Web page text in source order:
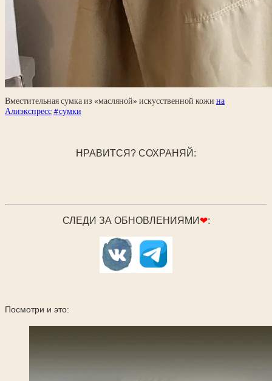
Вместительная сумка из «масляной» искусственной кожи на
Алиэкспресс#сумки
НРАВИТСЯ? СОХРАНЯЙ:
СЛЕДИ ЗА ОБНОВЛЕНИЯМИ ❤:
Посмотри и это: